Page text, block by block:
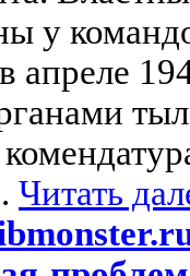
у
апреле
Читать